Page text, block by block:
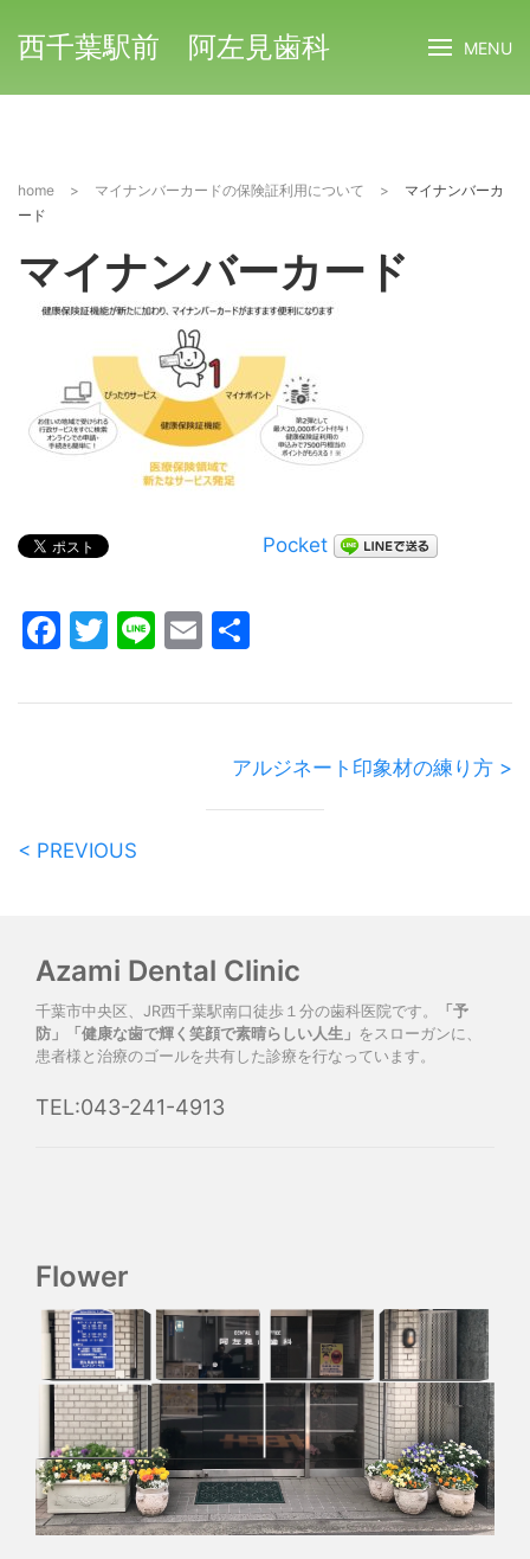
西千葉駅前 阿左見歯科 MENU
home > マイナンバーカードの保険証利用について >
マイナンバーカ
ード
マイナンバーカード
Pocket
Facebook
Twitter
LineEmail
アルジネート印象材の練り方 >
< PREVIOUS
Azami Dental Clinic
千葉市中央区、JR西千葉駅南口徒歩１分の歯科医院です。
「予
防」「健康な歯で輝く笑顔で素晴らしい人生」 をスローガンに、
患者様と治療のゴールを共有した診療を行なっています。
TEL:043-241-4913
Flower